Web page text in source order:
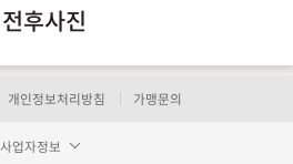
전후사진
개인정보처리방침 가맹문의
사업자정보